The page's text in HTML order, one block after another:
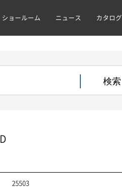
ショールーム ニュース カタログ
25503